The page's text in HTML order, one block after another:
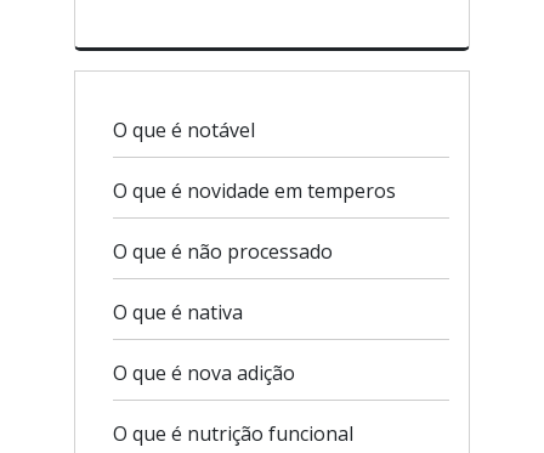
O que é notável
O que é novidade em temperos
O que é não processado
O que é nativa
O que é nova adição
O que é nutrição funcional